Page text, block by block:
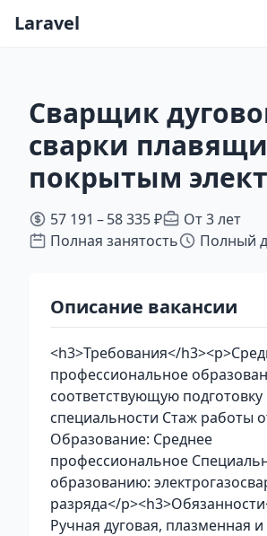
Laravel
Сварщик
сварки
покрытым
57 191 – 58 335 ₽
От 3 лет
Полная занятость
Полный
Описание вакансии
<h3>Требования</
профессиональное
соответствующую подготовку
специальности Стаж работы
Образование: Среднее
профессиональное
образованию:
разряда</
Ручная дуговая, плазменная и